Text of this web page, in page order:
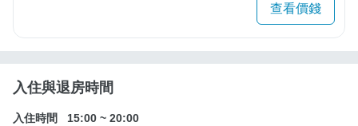
查看價錢
入住與退房時間
入住時間 15:00 ~ 20:00